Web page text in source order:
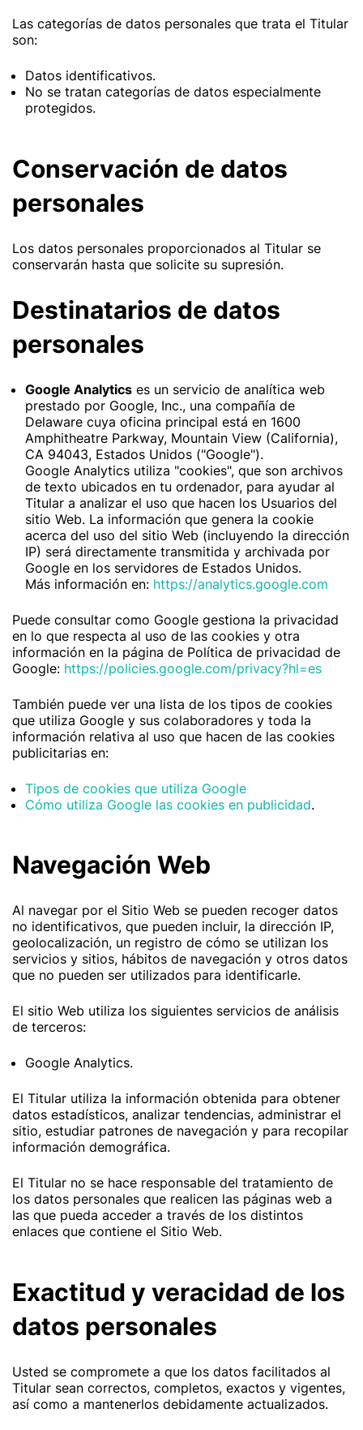
Las categorías de datos personales que trata el Titular
son:
Datos identificativos.
No se tratan categorías de datos especialmente
protegidos.
Conservación de datos
personales
Los datos personales proporcionados al Titular se
conservarán hasta que solicite su supresión.
Destinatarios de datos
personales
Google Analytics es un servicio de analítica web
prestado por Google, Inc., una compañía de
Delaware cuya oficina principal está en 1600
Amphitheatre Parkway, Mountain View (California),
CA 94043, Estados Unidos ("Google").
Google Analytics utiliza "cookies", que son archivos
de texto ubicados en tu ordenador, para ayudar al
Titular a analizar el uso que hacen los Usuarios del
sitio Web. La información que genera la cookie
acerca del uso del sitio Web (incluyendo la dirección
IP) será directamente transmitida y archivada por
Google en los servidores de Estados Unidos.
Más información en: https://analytics.google.com
Puede consultar como Google gestiona la privacidad
en lo que respecta al uso de las cookies y otra
información en la página de Política de privacidad de
Google: https://policies.google.com/privacy?hl=es
También puede ver una lista de los tipos de cookies
que utiliza Google y sus colaboradores y toda la
información relativa al uso que hacen de las cookies
publicitarias en:
Tipos de cookies que utiliza Google
Cómo utiliza Google las cookies en publicidad.
Navegación Web
Al navegar por el Sitio Web se pueden recoger datos
no identificativos, que pueden incluir, la dirección IP,
geolocalización, un registro de cómo se utilizan los
servicios y sitios, hábitos de navegación y otros datos
que no pueden ser utilizados para identificarle.
El sitio Web utiliza los siguientes servicios de análisis
de terceros:
Google Analytics.
El Titular utiliza la información obtenida para obtener
datos estadísticos, analizar tendencias, administrar el
sitio, estudiar patrones de navegación y para recopilar
información demográfica.
El Titular no se hace responsable del tratamiento de
los datos personales que realicen las páginas web a
las que pueda acceder a través de los distintos
enlaces que contiene el Sitio Web.
Exactitud y veracidad de los
datos personales
Usted se compromete a que los datos facilitados al
Titular sean correctos, completos, exactos y vigentes,
así como a mantenerlos debidamente actualizados.